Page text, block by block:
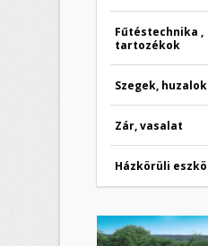
Fűtéstechnika ,
tartozékok
Szegek, huzalok
Zár, vasalat
Házkörüli